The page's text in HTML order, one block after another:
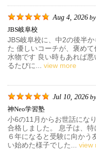
Aug 4, 2026 by
JBS岐阜校
JBS岐阜校に、中2の後半
た 優しいコーチが、褒め
水物です 良い時もあれば
るたびに... view more
Jul 10, 2026 by
神neo学習塾
小6の11月からお世話にな
合格しました。 息子は、特
６年になると受験に向かう
い始めた様子でした... view